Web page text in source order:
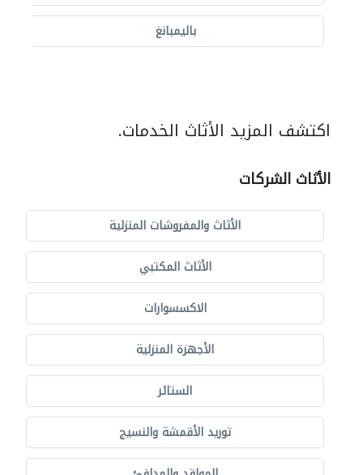
باليمبانغ
اكتشف المزيد الأثاث الخدمات.
الأثاث الشركات
الأثاث والمفروشات المنزلية
الأثاث المكتبي
الاكسسوارات
الأجهزة المنزلية
الستائر
توريد الأقمشة والنسيج